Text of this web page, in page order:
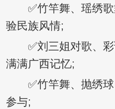
✅竹竿舞、瑶绣歌
验民族风情;
✅刘三姐对歌、彩
满满广西记忆;
✅竹竿舞、抛绣球
参与;